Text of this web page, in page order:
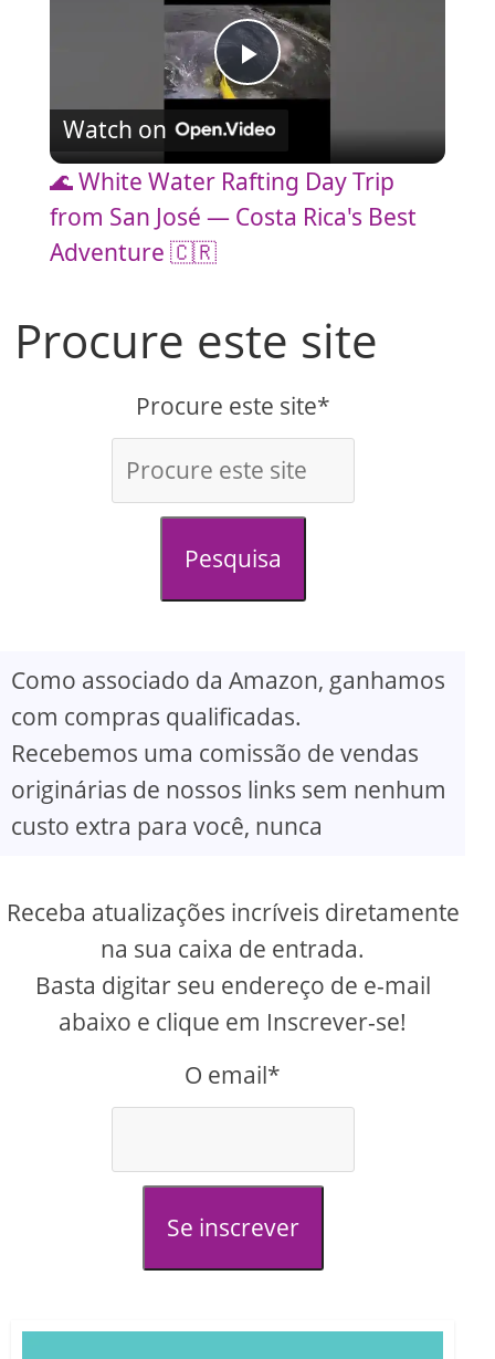
P
l
a
V
i
d
e
o
Watch on
🌊 White Water Rafting Day Trip
from San José — Costa Rica's Best
Adventure 🇨🇷
Procure este site
Procure este site*
Pesquisa
Como associado da Amazon, ganhamos
com compras qualificadas.
Recebemos uma comissão de vendas
originárias de nossos links sem nenhum
custo extra para você, nunca
Receba atualizações incríveis diretamente
na sua caixa de entrada.
Basta digitar seu endereço de e-mail
abaixo e clique em Inscrever-se!
O email*
Se inscrever